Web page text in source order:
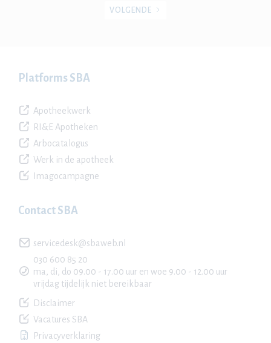
VOLGENDE
Platforms SBA
Apotheekwerk
RI&E Apotheken
Arbocatalogus
Werk in de apotheek
Imagocampagne
Contact SBA
servicedesk@sbaweb.nl
030 600 85 20
ma, di, do 09.00 - 17.00 uur en woe 9.00 - 12.00 uur
vrijdag tijdelijk niet bereikbaar
Disclaimer
Vacatures SBA
Privacyverklaring